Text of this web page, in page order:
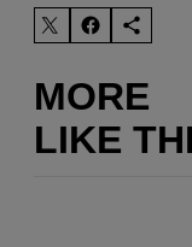
MORE
LIKE